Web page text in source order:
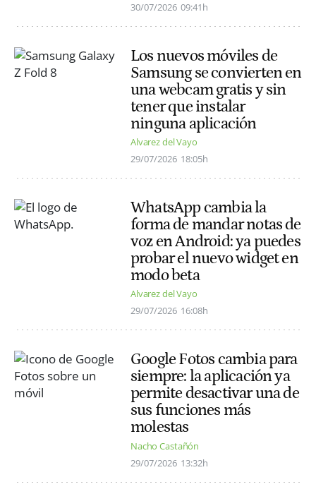
30/07/2026 09:41h
Los nuevos móviles de
Samsung se convierten en
una webcam gratis y sin
tener que instalar
ninguna aplicación
Alvarez del Vayo
29/07/2026 18:05h
WhatsApp cambia la
forma de mandar notas de
voz en Android: ya puedes
probar el nuevo widget en
modo beta
Alvarez del Vayo
29/07/2026 16:08h
Google Fotos cambia para
siempre: la aplicación ya
permite desactivar una de
sus funciones más
molestas
Nacho Castañón
29/07/2026 13:32h